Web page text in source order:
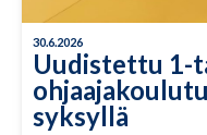
30.6.2026
Uudistettu 1-
syksyllä